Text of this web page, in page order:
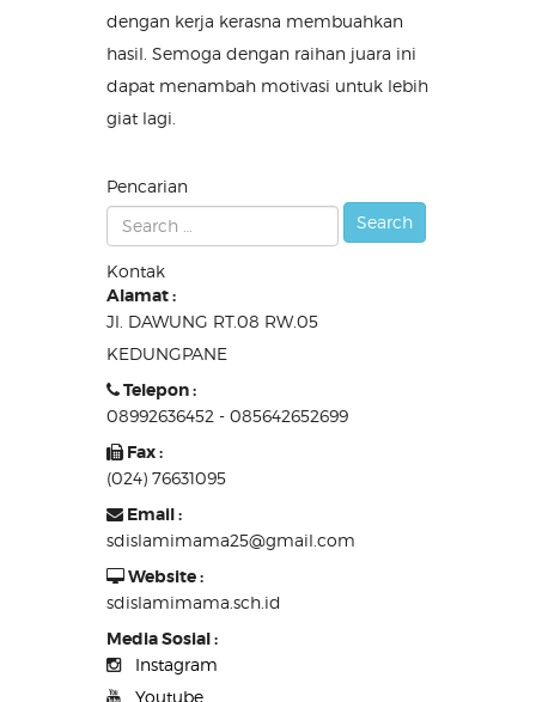
dengan kerja kerasna membuahkan
hasil. Semoga dengan raihan juara ini
dapat menambah motivasi untuk lebih
giat lagi.
Pencarian
Kontak
Alamat :
Jl. DAWUNG RT.08 RW.05
KEDUNGPANE
Telepon :
08992636452 - 085642652699
Fax :
(024) 76631095
Email :
sdislamimama25@gmail.com
Website :
sdislamimama.sch.id
Media Sosial :
Instagram
Youtube